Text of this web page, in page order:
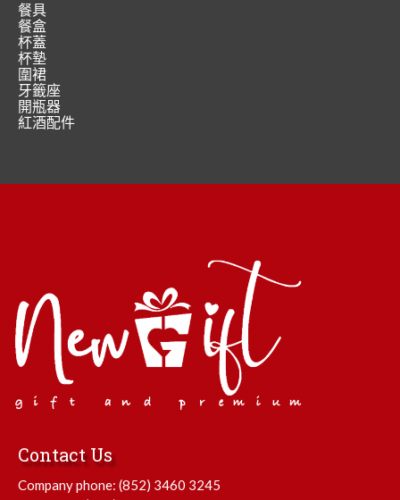
餐具
餐盒
杯蓋
杯墊
圍裙
牙籤座
開瓶器
紅酒配件
Contact Us
Company phone: (852) 3460 3245